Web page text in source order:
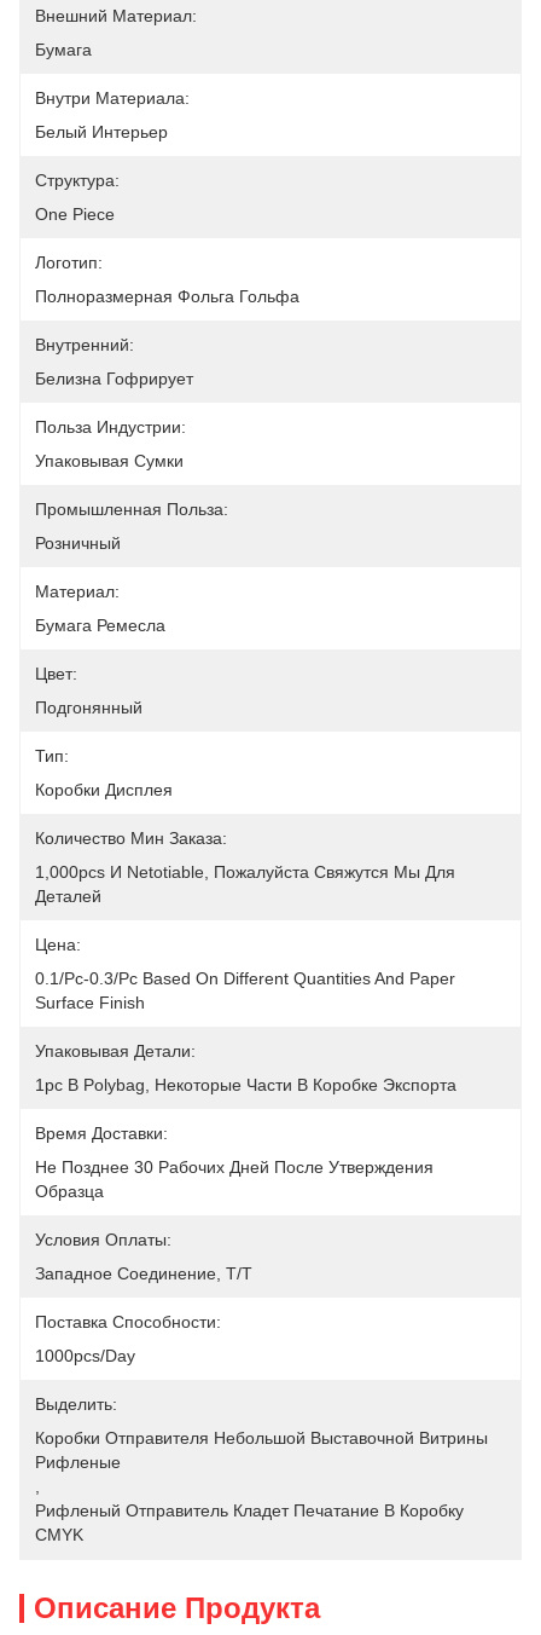
Внешний Материал:
Бумага
Внутри Материала:
Белый Интерьер
Структура:
One Piece
Логотип:
Полноразмерная Фольга Гольфа
Внутренний:
Белизна Гофрирует
Польза Индустрии:
Упаковывая Сумки
Промышленная Польза:
Розничный
Материал:
Бумага Ремесла
Цвет:
Подгонянный
Тип:
Коробки Дисплея
Количество Мин Заказа:
1,000pcs И Netotiable, Пожалуйста Свяжутся Мы Для
Деталей
Цена:
0.1/pc-0.3/pc Based On Different Quantities And Paper
Surface Finish
Упаковывая Детали:
1pc В Polybag, Некоторые Части В Коробке Экспорта
Время Доставки:
Не Позднее 30 Рабочих Дней После Утверждения
Образца
Условия Оплаты:
Западное Соединение, T/T
Поставка Способности:
1000pcs/day
Выделить:
Коробки Отправителя Небольшой Выставочной Витрины
Рифленые
Рифленый Отправитель Кладет Печатание В Коробку
CMYK
Описание Продукта